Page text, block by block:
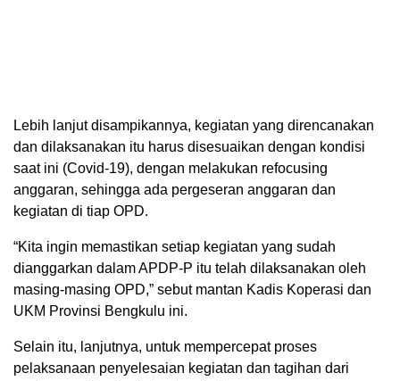
Lebih lanjut disampikannya, kegiatan yang direncanakan
dan dilaksanakan itu harus disesuaikan dengan kondisi
saat ini (Covid-19), dengan melakukan refocusing
anggaran, sehingga ada pergeseran anggaran dan
kegiatan di tiap OPD.
“Kita ingin memastikan setiap kegiatan yang sudah
dianggarkan dalam APDP-P itu telah dilaksanakan oleh
masing-masing OPD,” sebut mantan Kadis Koperasi dan
UKM Provinsi Bengkulu ini.
Selain itu, lanjutnya, untuk mempercepat proses
pelaksanaan penyelesaian kegiatan dan tagihan dari